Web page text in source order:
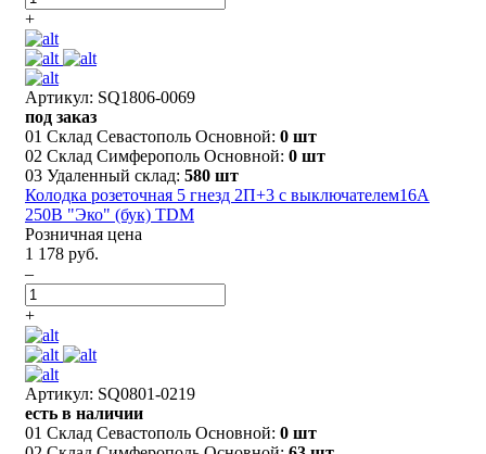
+
Артикул: SQ1806-0069
под заказ
01 Склад Севастополь Основной: 0 шт
02 Склад Симферополь Основной: 0 шт
03 Удаленный склад: 580 шт
Колодка розеточная 5 гнезд 2П+3 с выключателем16А
250В "Эко" (бук) TDM
Розничная цена
1 178 руб.
–
+
Артикул: SQ0801-0219
есть в наличии
01 Склад Севастополь Основной: 0 шт